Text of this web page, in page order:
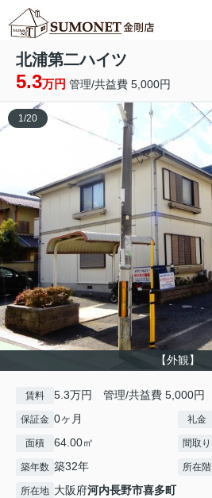
北浦第二ハイツ
5.3万円 管理/共益費 5,000円
【外観】
1/20
賃料 5.3万円 管理/共益費 5,000円
保証金 0ヶ月 礼金
面積 64.00㎡ 間取り
築年数 築32年 所在階
所在地 大阪府河内長野市喜多町